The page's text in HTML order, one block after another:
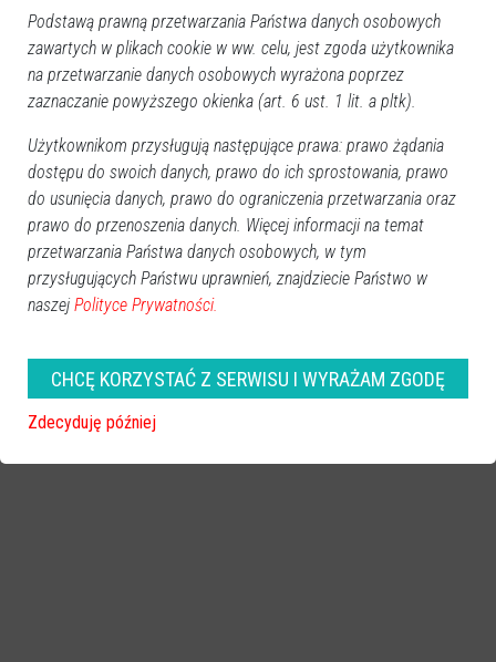
Podstawą prawną przetwarzania Państwa danych osobowych
zawartych w plikach cookie w ww. celu, jest zgoda użytkownika
na przetwarzanie danych osobowych wyrażona poprzez
zaznaczanie powyższego okienka (art. 6 ust. 1 lit. a pltk).
Użytkownikom przysługują następujące prawa: prawo żądania
dostępu do swoich danych, prawo do ich sprostowania, prawo
do usunięcia danych, prawo do ograniczenia przetwarzania oraz
prawo do przenoszenia danych. Więcej informacji na temat
przetwarzania Państwa danych osobowych, w tym
przysługujących Państwu uprawnień, znajdziecie Państwo w
naszej Polityce Prywatności.
CHCĘ KORZYSTAĆ Z SERWISU I WYRAŻAM ZGODĘ
Zdecyduję później